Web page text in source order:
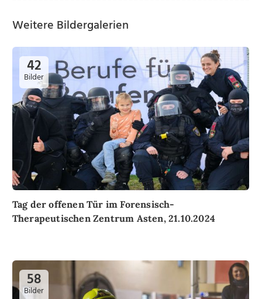
Weitere Bildergalerien
42
Bilder
Tag der offenen Tür im Forensisch-
Therapeutischen Zentrum Asten, 21.10.2024
58
Bilder